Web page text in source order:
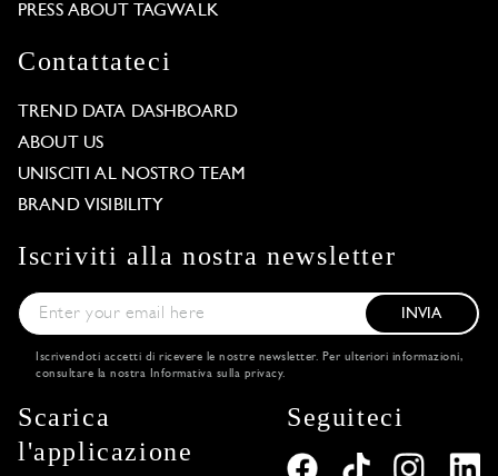
PRESS ABOUT TAGWALK
Contattateci
TREND DATA DASHBOARD
ABOUT US
UNISCITI AL NOSTRO TEAM
BRAND VISIBILITY
Iscriviti alla nostra newsletter
INVIA
Iscrivendoti accetti di ricevere le nostre newsletter. Per ulteriori informazioni,
consultare la nostra
Informativa sulla privacy.
Scarica
l'applicazione
Seguiteci